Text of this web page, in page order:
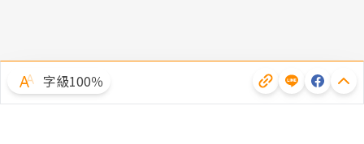
字級100％